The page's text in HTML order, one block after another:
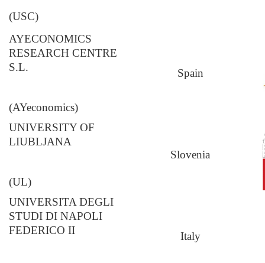
(USC)
AYECONOMICS
RESEARCH CENTRE
S.L.
(AYeconomics)
Spain
UNIVERSITY OF
LIUBLJANA
(UL)
Slovenia
UNIVERSITA DEGLI
STUDI DI NAPOLI
FEDERICO II
Italy